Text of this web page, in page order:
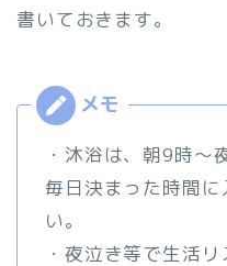
書いておきます。
・沐浴は、朝9時〜
毎日決まった時間
い。
・夜泣き等で生活